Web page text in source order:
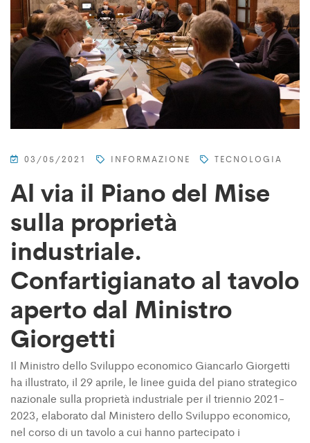
03/05/2021 INFORMAZIONE TECNOLOGIA
Al via il Piano del Mise
sulla proprietà
industriale.
Confartigianato al tavolo
aperto dal Ministro
Giorgetti
Il Ministro dello Sviluppo economico Giancarlo Giorgetti
ha illustrato, il 29 aprile, le linee guida del piano strategico
nazionale sulla proprietà industriale per il triennio 2021-
2023, elaborato dal Ministero dello Sviluppo economico,
nel corso di un tavolo a cui hanno partecipato i